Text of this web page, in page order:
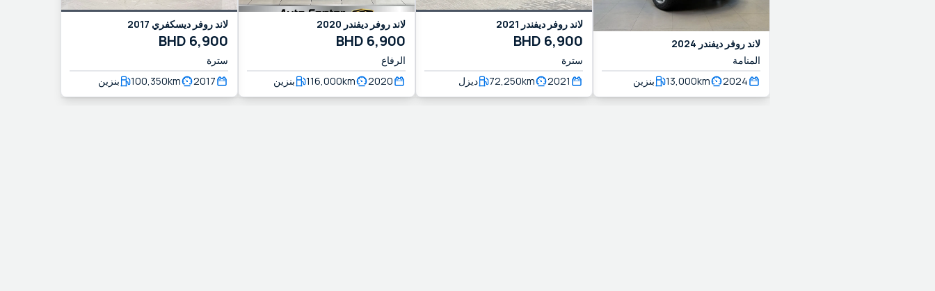
لاند روفر ديفندر 2024
المنامة
2024
13,000km بنزين
لاند روفر ديفندر 2021
BHD 6,900
سترة
2021
72,250km ديزل
لاند روفر ديفندر 2020
BHD 6,900
الرفاع
2020
116,000km بنزين
لاند روفر ديسكفري 2017
BHD 6,900
سترة
2017
100,350km بنزين